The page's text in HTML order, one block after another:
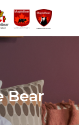
Bear